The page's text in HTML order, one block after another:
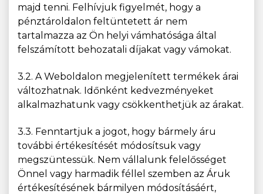
majd tenni. Felhívjuk figyelmét, hogy a
pénztároldalon feltüntetett ár nem
tartalmazza az Ön helyi vámhatósága által
felszámított behozatali díjakat vagy vámokat.
3.2. A Weboldalon megjelenített termékek árai
változhatnak. Időnként kedvezményeket
alkalmazhatunk vagy csökkenthetjük az árakat.
3.3. Fenntartjuk a jogot, hogy bármely áru
további értékesítését módosítsuk vagy
megszüntessük. Nem vállalunk felelősséget
Önnel vagy harmadik féllel szemben az Áruk
értékesítésének bármilyen módosításáért,